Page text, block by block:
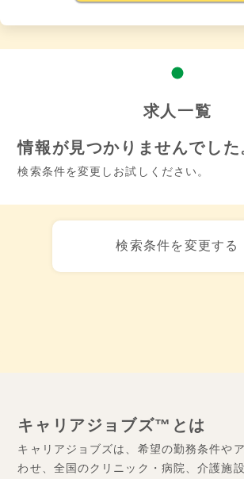
求人一覧
情報が見つかりませんでした
検索条件を変更しお試しください。
検索条件を変更する
キャリアジョブズ™とは
キャリアジョブズは、希望の勤務条件や
わせ、全国のクリニック・病院、介護施